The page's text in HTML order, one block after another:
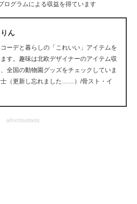
ティ
る
ト
ト
グラムによる収益を得ています
ん
ーデと暮らしの「これいい」アイテムを
す。趣味は北欧デザイナーのアイテム収
全国の動物園グッズをチェックしていま
（更新し忘れました……）/骨スト・イ
advertisement